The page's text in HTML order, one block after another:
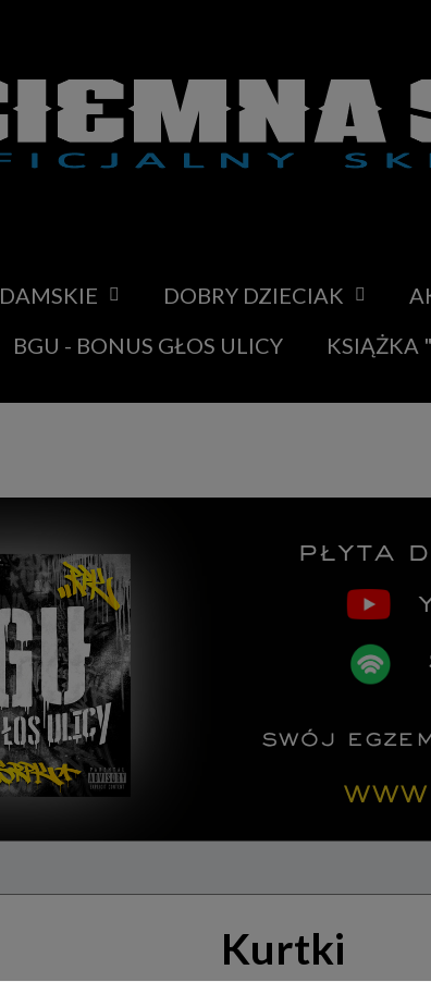
DAMSKIE DOBRY DZIECIAK
BGU - BONUS GŁOS ULICY KSIĄŻKA
Kurtki